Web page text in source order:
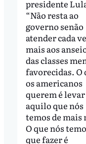
presidente
“Não resta ao
governo senão
atender cada
mais aos
das classes
favorecidas. O
os americanos
querem é levar
aquilo que nós
temos de mais
O que nós
que fazer é